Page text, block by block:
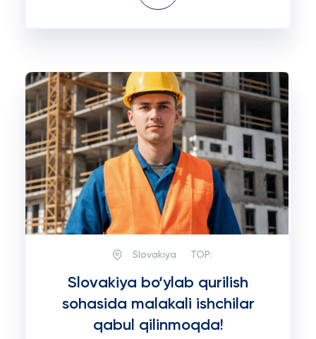
Slovakiya TOP:
Slovakiya bo‘ylab qurilish
sohasida malakali ishchilar
qabul qilinmoqda!